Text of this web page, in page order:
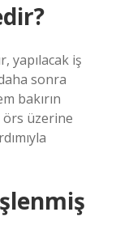
yapılacak iş
sonra
bakırın
örs üzerine